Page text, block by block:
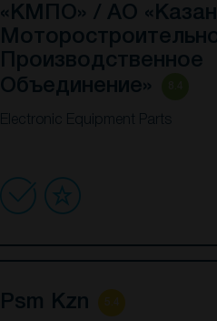
«КМПО» / АО
Производственное
Объединение»
Electronic Equipment Parts
Psm Kzn